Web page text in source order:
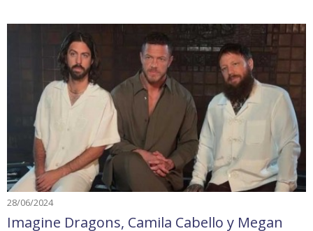
28/06/2024
Imagine Dragons, Camila Cabello y Megan